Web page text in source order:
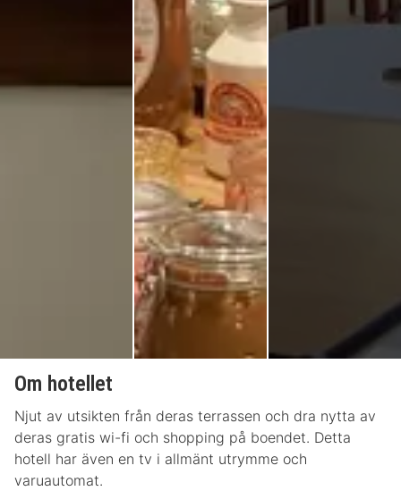
Om hotellet
Njut av utsikten från deras terrassen och dra nytta av
deras gratis wi-fi och shopping på boendet. Detta
hotell har även en tv i allmänt utrymme och
varuautomat.